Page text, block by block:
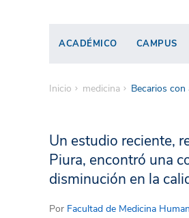
ACADÉMICO CAMPUS
Inicio medicina Becarios
Un estudio reciente,
Piura, encontró una
disminución en la
Por Facultad de Medicina